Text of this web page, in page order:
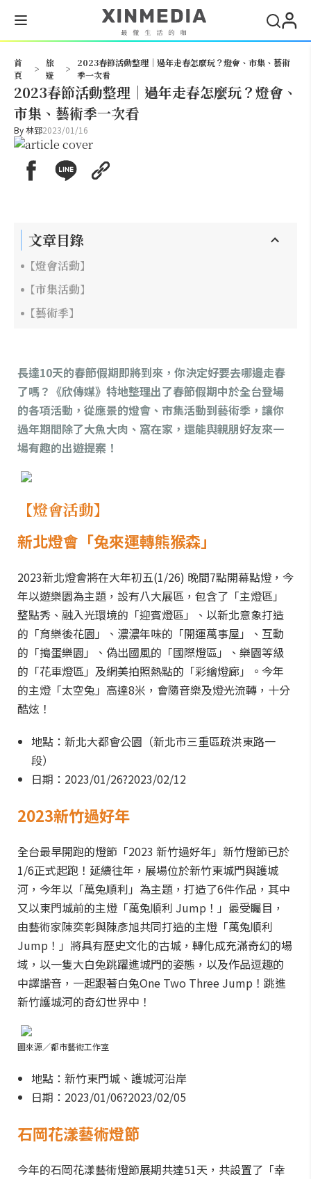
首
頁
>
旅
遊
>
2023春節活動整理｜過年走春怎麼玩？燈會、市集、藝術
季一次看
2023春節活動整理｜過年走春怎麼玩？燈會、
市集、藝術季一次看
By林郅2023/01/16
文章目錄
【燈會活動】
【市集活動】
【藝術季】
長達10天的春節假期即將到來，你決定好要去哪邊走春
了嗎？《欣傳媒》特地整理出了春節假期中於全台登場
的各項活動，從應景的燈會、市集活動到藝術季，讓你
過年期間除了大魚大肉、窩在家，還能與親朋好友來一
場有趣的出遊提案！
【燈會活動】
新北燈會「兔來運轉熊猴森」
2023新北燈會將在大年初五(1/26) 晚間7點開幕點燈，今
年以遊樂園為主題，設有八大展區，包含了「主燈區」
整點秀、融入光環境的「迎賓燈區」、以新北意象打造
的「育樂後花園」、濃濃年味的「開運萬事屋」、互動
的「搗蛋樂園」、偽出國風的「國際燈區」、樂園等級
的「花車燈區」及網美拍照熱點的「彩繪燈廊」。今年
的主燈「太空兔」高達8米，會隨音樂及燈光流轉，十分
酷炫！
地點：新北大都會公園（新北市三重區疏洪東路一
段）
日期：2023/01/26?2023/02/12
2023新竹過好年
全台最早開跑的燈節「2023 新竹過好年」新竹燈節已於
1/6正式起跑！延續往年，展場位於新竹東城門與護城
河，今年以「萬兔順利」為主題，打造了6件作品，其中
又以東門城前的主燈「萬兔順利 Jump！」最受矚目，
由藝術家陳奕彰與陳彥旭共同打造的主燈「萬兔順利
Jump！」將具有歷史文化的古城，轉化成充滿奇幻的場
域，以一隻大白兔跳躍進城門的姿態，以及作品逗趣的
中譯諧音，一起跟著白兔One Two Three Jump！跳進
新竹護城河的奇幻世界中！
圖來源／都市藝術工作室
地點：新竹東門城、護城河沿岸
日期：2023/01/06?2023/02/05
石岡花漾藝術燈節
今年的石岡花漾藝術燈節展期共達51天，共設置了「幸